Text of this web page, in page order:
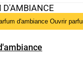
D'AMBIANCE
d'ambiance Ouvrir